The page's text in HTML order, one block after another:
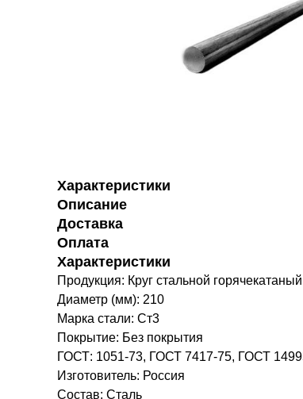
Характеристики
Описание
Доставка
Оплата
Характеристики
Продукция: Круг стальной горячекатаный
Диаметр (мм): 210
Марка стали: Ст3
Покрытие: Без покрытия
ГОСТ: 1051-73, ГОСТ 7417-75, ГОСТ
Изготовитель: Россия
Состав: Сталь